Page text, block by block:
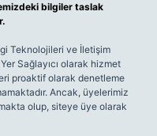
bilgiler taslak
Teknolojileri ve İletişim
Sağlayıcı olarak hizmet
proaktif olarak denetleme
Ancak, üyelerimiz
olup, siteye üye olarak